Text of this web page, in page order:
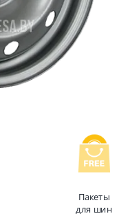
Пакеты
для шин